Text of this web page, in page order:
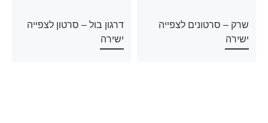
שרק – סרטונים לצפייה
ישירה
דרגון בול – סרטון לצפייה
ישירה